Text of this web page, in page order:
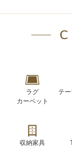
ラグ
カーペット
テ
収納家具